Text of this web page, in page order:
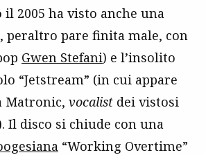
il 2005 ha visto anche una
peraltro pare finita male, con
Gwen Stefani) e l’insolito
“Jetstream” (in cui appare
Matronic, vocalist dei vistosi
Il disco si chiude con una
“Working Overtime”